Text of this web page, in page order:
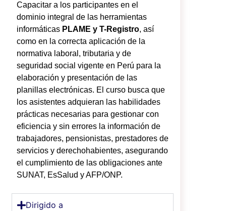
Capacitar a los participantes en el
dominio integral de las herramientas
informáticas PLAME y T-Registro, así
como en la correcta aplicación de la
normativa laboral, tributaria y de
seguridad social vigente en Perú para la
elaboración y presentación de las
planillas electrónicas. El curso busca que
los asistentes adquieran las habilidades
prácticas necesarias para gestionar con
eficiencia y sin errores la información de
trabajadores, pensionistas, prestadores de
servicios y derechohabientes, asegurando
el cumplimiento de las obligaciones ante
SUNAT, EsSalud y AFP/ONP.
Dirigido a